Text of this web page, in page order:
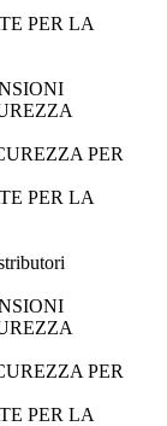
PER LA
PER
PER LA
PER
PER LA